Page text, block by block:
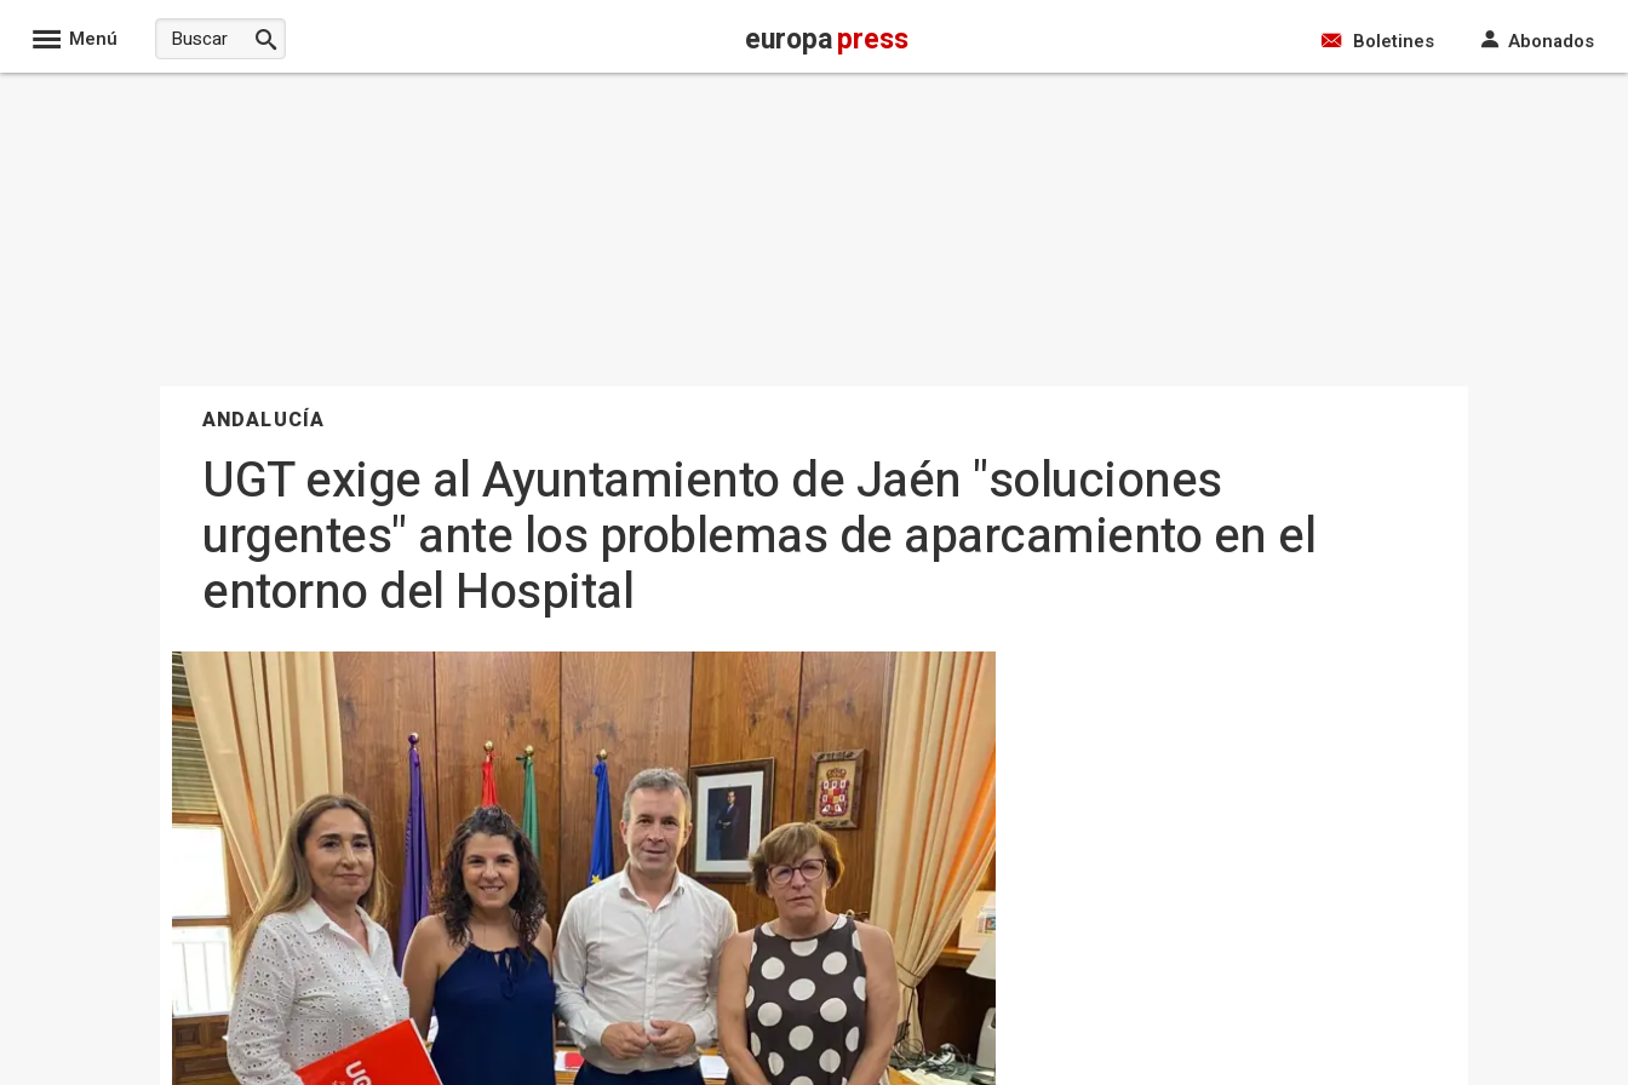
Menú europapress Boletines Abonados
ANDALUCÍA
UGT exige al Ayuntamiento de Jaén "soluciones
urgentes" ante los problemas de aparcamiento en el
entorno del Hospital